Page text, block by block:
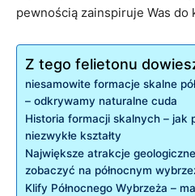
pewnością zainspiruje Was do
Z tego felietonu
niesamowite formacje skalne
– odkrywamy naturalne cuda
Historia formacji skalnych – jak
niezwykłe kształty
Największe atrakcje
zobaczyć na północnym
Klify Północnego Wybrzeża –